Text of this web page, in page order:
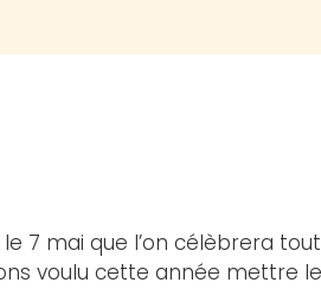
7 mai que l’on célèbrera
voulu cette année mettre